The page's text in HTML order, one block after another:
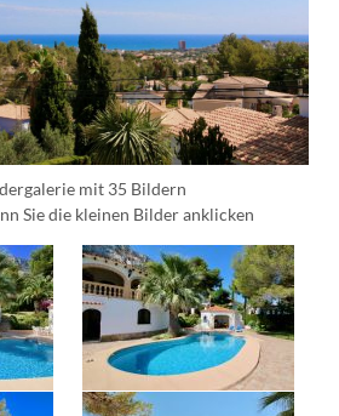
mit 35 Bildern
Sie die kleinen Bilder anklicken